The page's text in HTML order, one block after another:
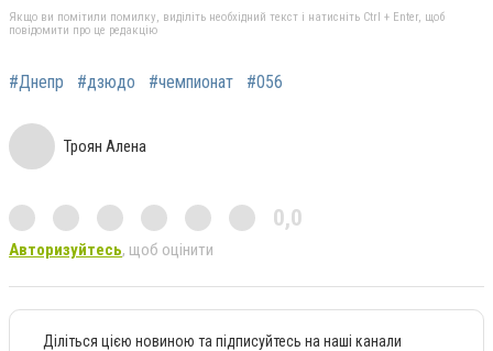
Якщо ви помітили помилку, виділіть необхідний текст і натисніть Ctrl + Enter, щоб
повідомити про це редакцію
#Днепр #дзюдо #чемпионат #056
Троян Алена
0,0
Авторизуйтесь, щоб оцінити
Діліться цією новиною та підписуйтесь на наші канали